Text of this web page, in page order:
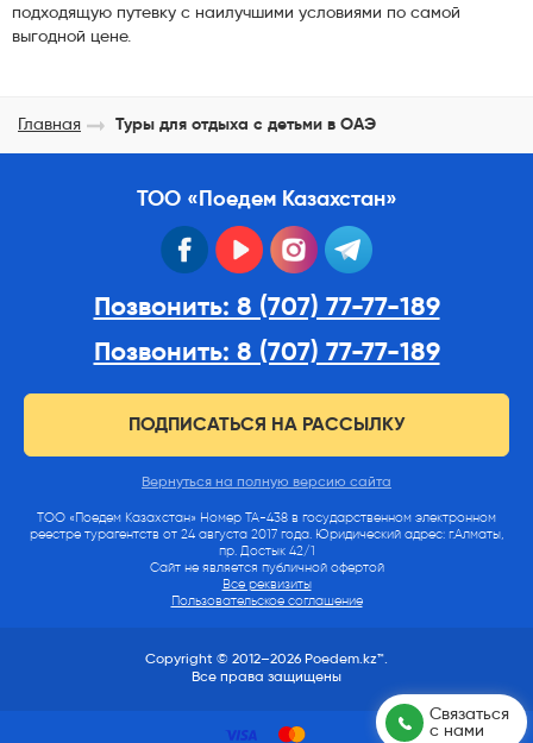
подходящую путевку с наилучшими условиями по самой
выгодной цене.
Связаться
с нами
Главная Туры для отдыха с детьми в ОАЭ
ТОО «Поедем Казахстан»
facebook youtube instagram
Позвонить: 8 (707) 77-77-189
Позвонить: 8 (707) 77-77-189
ПОДПИСАТЬСЯ НА РАССЫЛКУ
Вернуться на полную версию сайта
ТОО «Поедем Казахстан» Номер ТА-438 в государственном электронном
реестре турагентств от 24 августа 2017 года. Юридический адрес: г.Алматы,
пр. Достык 42/1
Сайт не является публичной офертой
Все реквизиты
Пользовательское соглашение
Copyright © 2012–2026 Poedem.kz™.
Все права защищены